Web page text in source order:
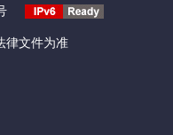
律文件为准